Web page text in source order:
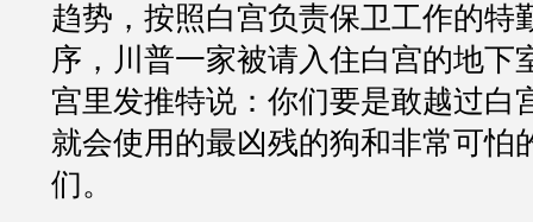
趋势，按照白宫负责保卫工作的特
序，川普一家被请入住白宫的地下
宫里发推特说：你们要是敢越过白
就会使用的最凶残的狗和非常可怕
们。